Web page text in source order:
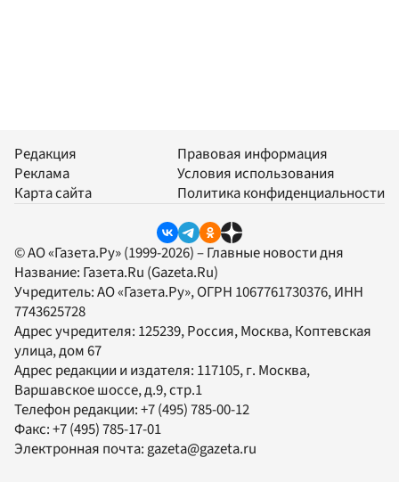
Редакция
Реклама
Карта сайта
Правовая информация
Условия использования
Политика конфиденциальности
© АО «Газета.Ру» (1999-2026) – Главные новости дня
Название: Газета.Ru (Gazeta.Ru)
Учредитель:АО «Газета.Ру», ОГРН 1067761730376, ИНН
7743625728
Адрес учредителя: 125239, Россия, Москва, Коптевская
улица, дом 67
Адрес редакции и издателя: 117105, г. Москва,
Варшавское шоссе, д.9, стр.1
Телефон редакции:+7 (495) 785-00-12
Факс:+7 (495) 785-17-01
Электронная почта: gazeta@gazeta.ru